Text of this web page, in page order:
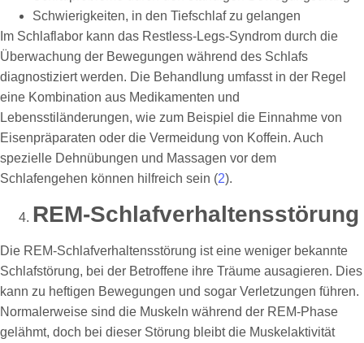
Schwierigkeiten, in den Tiefschlaf zu gelangen
Im Schlaflabor kann das Restless-Legs-Syndrom durch die
Überwachung der Bewegungen während des Schlafs
diagnostiziert werden. Die Behandlung umfasst in der Regel
eine Kombination aus Medikamenten und
Lebensstiländerungen, wie zum Beispiel die Einnahme von
Eisenpräparaten oder die Vermeidung von Koffein. Auch
spezielle Dehnübungen und Massagen vor dem
Schlafengehen können hilfreich sein (2).
REM-Schlafverhaltensstörung
Die REM-Schlafverhaltensstörung ist eine weniger bekannte
Schlafstörung, bei der Betroffene ihre Träume ausagieren. Dies
kann zu heftigen Bewegungen und sogar Verletzungen führen.
Normalerweise sind die Muskeln während der REM-Phase
gelähmt, doch bei dieser Störung bleibt die Muskelaktivität